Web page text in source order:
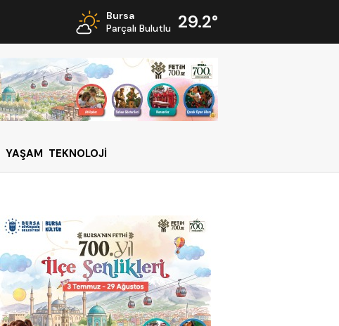
Bursa
Parçalı Bulutlu
29.2°
YAŞAM TEKNOLOJİ